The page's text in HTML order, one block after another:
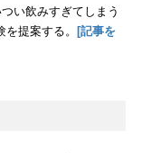
い飲みすぎてしまう
提案する。
[記事を